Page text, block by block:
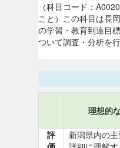
（科目コード：
こと）この科目は長
の学習・教育到達目
ついて調査・分析を
理想的
評
新潟県内の